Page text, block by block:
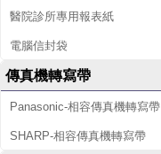
醫院診所專用報表紙
電腦信封袋
傳真機轉寫帶
Panasonic-相容傳真機轉寫帶
SHARP-相容傳真機轉寫帶